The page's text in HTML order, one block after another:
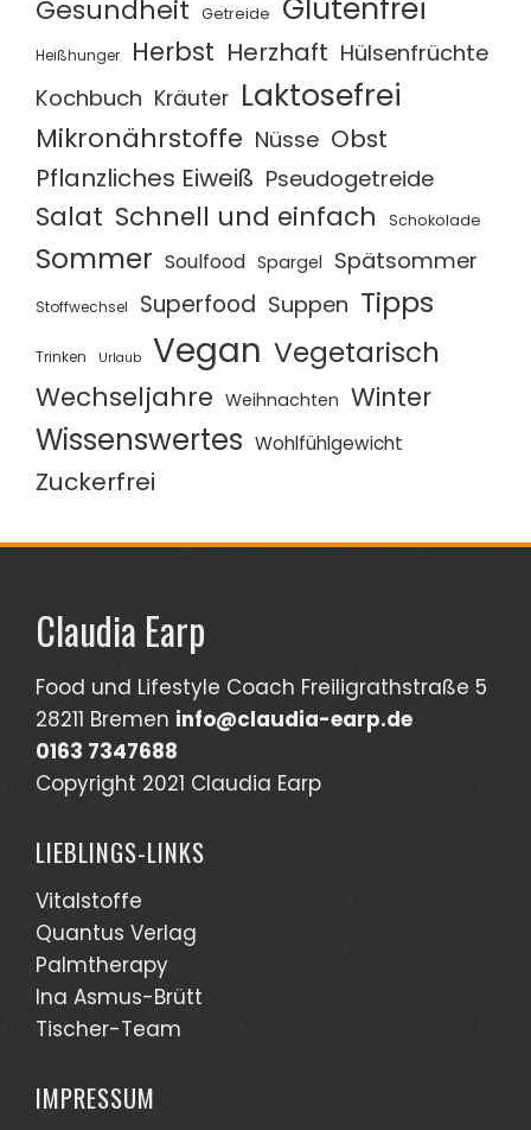
Gesundheit Getreide Glutenfrei
Heißhunger Herbst Herzhaft Hülsenfrüchte
Kochbuch Kräuter Laktosefrei
Mikronährstoffe Nüsse Obst
Pflanzliches Eiweiß Pseudogetreide
Salat Schnell und einfach Schokolade
Sommer Soulfood Spargel Spätsommer
Stoffwechsel Superfood Suppen Tipps
Trinken Urlaub Vegan Vegetarisch
Wechseljahre Weihnachten Winter
Wissenswertes Wohlfühlgewicht
Zuckerfrei
Claudia Earp
Food und Lifestyle Coach Freiligrathstraße 5
28211 Bremen info@claudia-earp.de
0163 7347688
Copyright 2021 Claudia Earp
LIEBLINGS-LINKS
Vitalstoffe
Quantus Verlag
Palmtherapy
Ina Asmus-Brütt
Tischer-Team
IMPRESSUM